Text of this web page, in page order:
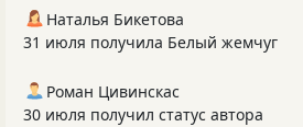
Наталья Бикетова
31 июля получила Белый жемчуг
Роман Цивинскас
30 июля получил статус автора